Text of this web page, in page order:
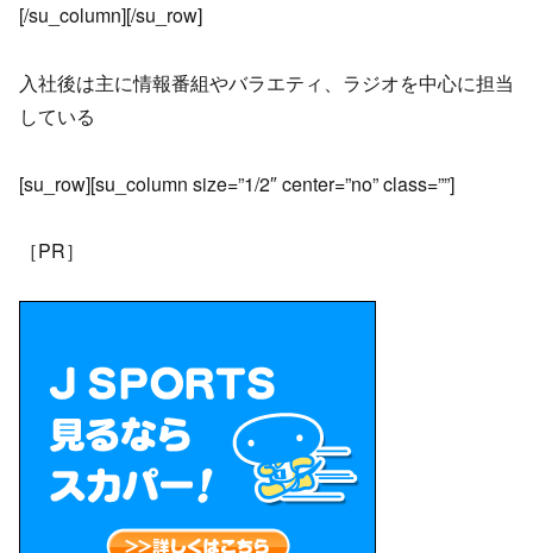
[/su_column][/su_row]
入社後は主に情報番組やバラエティ、ラジオを中心に担当
している
[su_row][su_column size=”1/2″ center=”no” class=””]
［PR］